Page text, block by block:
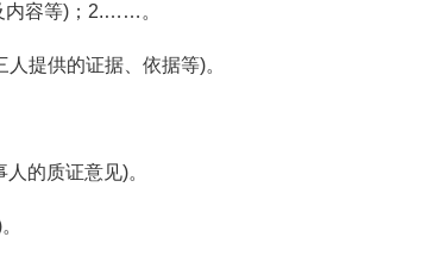
内容等)；2.……。
提供的证据、依据等)。
的质证意见)。